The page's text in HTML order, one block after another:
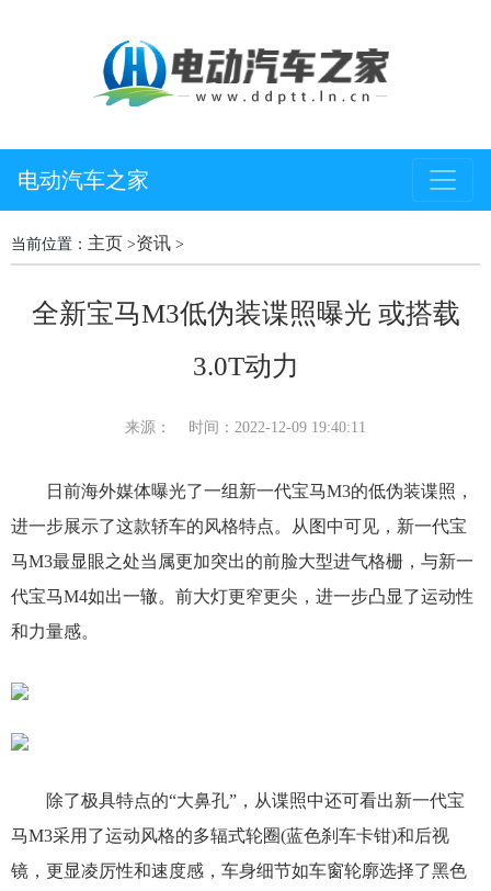
电动汽车之家
当前位置： 主页 >资讯 >
全新宝马M3低伪装谍照曝光 或搭载
3.0T动力
来源： 时间：2022-12-09 19:40:11
日前海外媒体曝光了一组新一代宝马M3的低伪装谍照，
进一步展示了这款轿车的风格特点。从图中可见，新一代宝
马M3最显眼之处当属更加突出的前脸大型进气格栅，与新一
代宝马M4如出一辙。前大灯更窄更尖，进一步凸显了运动性
和力量感。
除了极具特点的“大鼻孔”，从谍照中还可看出新一代宝
马M3采用了运动风格的多辐式轮圈(蓝色刹车卡钳)和后视
镜，更显凌厉性和速度感，车身细节如车窗轮廓选择了黑色